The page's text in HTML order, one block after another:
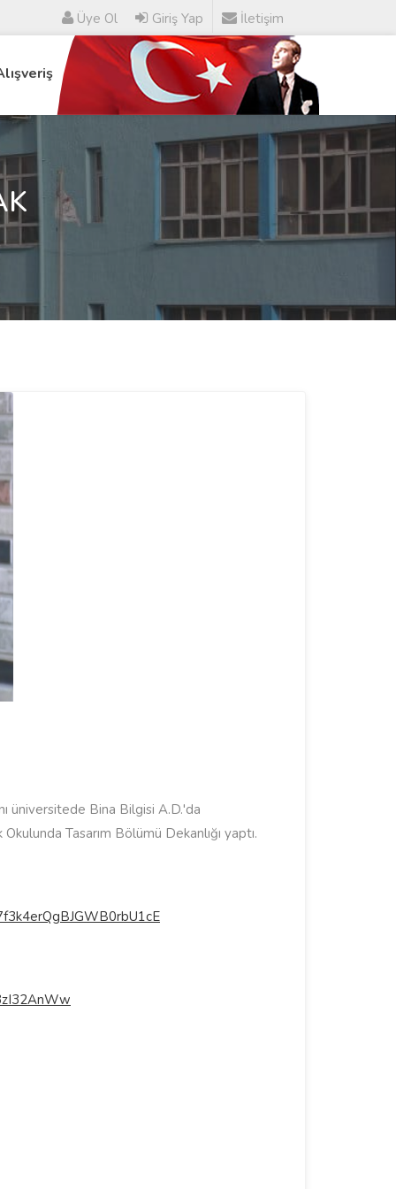
İletişim
Giriş Yap
Üye Ol
üniversitede Bina Bilgisi A.D.'da
Tasarım Bölümü Dekanlığı yaptı.